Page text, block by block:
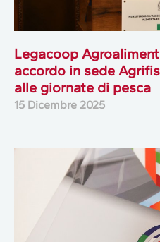
Legacoop
accordo in sede
alle giornate di pesca
15 Dicembre 2025